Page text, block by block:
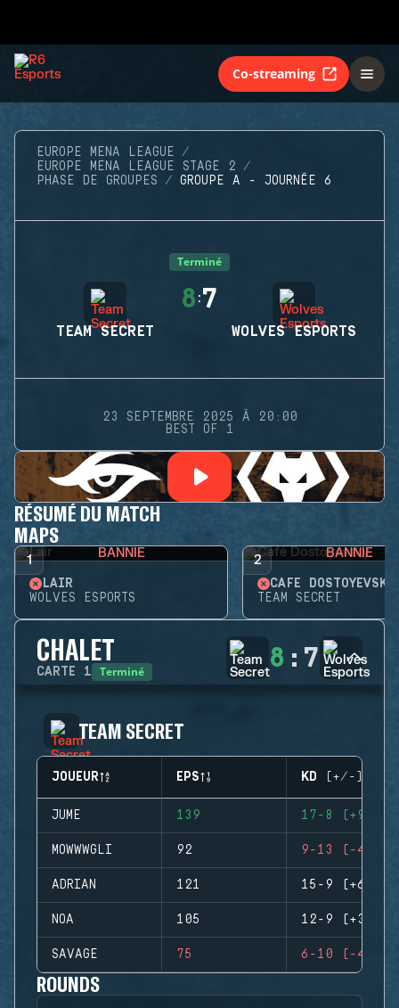
Co-streaming
EUROPE MENA LEAGUE
EUROPE MENA LEAGUE STAGE 2
PHASE DE GROUPES
GROUPE A - JOURNÉE 6
Terminé
TEAM SECRET
8 :7
WOLVES ESPORTS
23 SEPTEMBRE 2025 À 20:00
BEST OF 1
RÉSUMÉ DU MATCH
MAPS
1 BANNIE
LAIR
WOLVES ESPORTS
2 BANNIE
CAFÉ DOSTOYEVSKY
TEAM SECRET
CHALET
CARTE 1 Terminé 8 : 7
TEAM SECRET
JOUEUR EPS KD (+/-)
JUME 139 17-8 (+9)
MOWWWGLI 92 9-13 (-4)
ADRIAN 121 15-9 (+6)
NOA 105 12-9 (+3)
SAVAGE 75 6-10 (-4)
ROUNDS